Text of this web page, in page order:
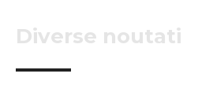
Diverse noutati